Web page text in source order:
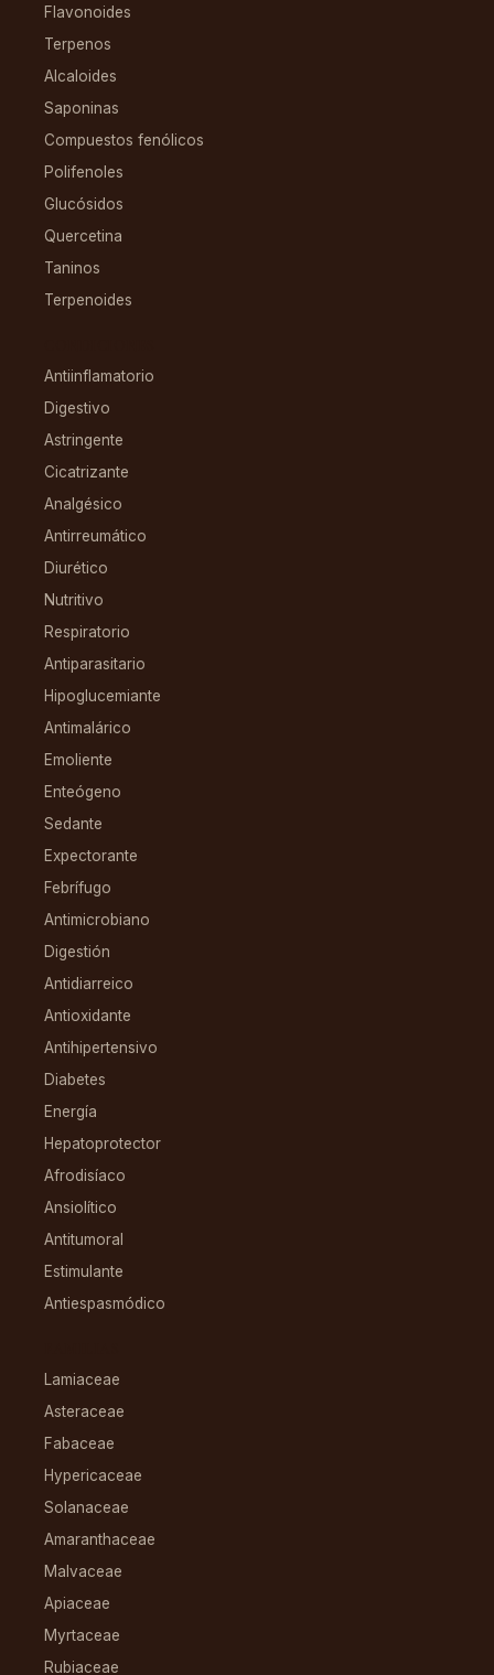
Flavonoides
Terpenos
Alcaloides
Saponinas
Compuestos fenólicos
Polifenoles
Glucósidos
Quercetina
Taninos
Terpenoides
Antiinflamatorio
Digestivo
Astringente
Cicatrizante
Analgésico
Antirreumático
Diurético
Nutritivo
Respiratorio
Antiparasitario
Hipoglucemiante
Antimalárico
Emoliente
Enteógeno
Sedante
Expectorante
Febrífugo
Antimicrobiano
Digestión
Antidiarreico
Antioxidante
Antihipertensivo
Diabetes
Energía
Hepatoprotector
Afrodisíaco
Ansiolítico
Antitumoral
Estimulante
Antiespasmódico
Lamiaceae
Asteraceae
Fabaceae
Hypericaceae
Solanaceae
Amaranthaceae
Malvaceae
Apiaceae
Myrtaceae
Rubiaceae